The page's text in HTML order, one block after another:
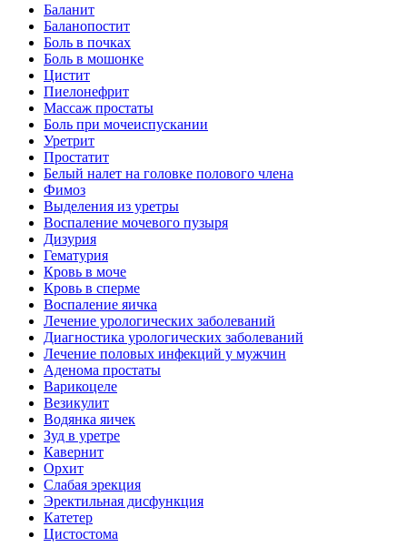
Баланит
Баланопостит
Боль в почках
Боль в мошонке
Цистит
Пиелонефрит
Массаж простаты
Боль при мочеиспускании
Уретрит
Простатит
Белый налет на головке полового члена
Фимоз
Выделения из уретры
Воспаление мочевого пузыря
Дизурия
Гематурия
Кровь в моче
Кровь в сперме
Воспаление яичка
Лечение урологических заболеваний
Диагностика урологических заболеваний
Лечение половых инфекций у мужчин
Аденома простаты
Варикоцеле
Везикулит
Водянка яичек
Зуд в уретре
Кавернит
Орхит
Слабая эрекция
Эректильная дисфункция
Катетер
Цистостома